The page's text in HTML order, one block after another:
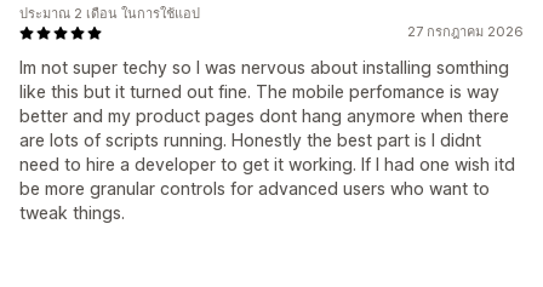
27 กรกฎาคม 2026
Im not super techy so I was nervous about installing somthing
like this but it turned out fine. The mobile perfomance is way
better and my product pages dont hang anymore when there
are lots of scripts running. Honestly the best part is I didnt
need to hire a developer to get it working. If I had one wish itd
be more granular controls for advanced users who want to
tweak things.
ประมาณ 2 เดือน ในการใช้แอป